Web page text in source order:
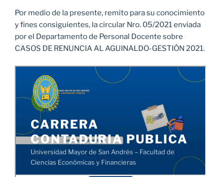
Por medio de la presente, remito para su conocimiento
y fines consiguientes, la circular Nro. 05/2021 enviada
por el Departamento de Personal Docente sobre
CASOS DE RENUNCIA AL AGUINALDO-GESTIÓN 2021.